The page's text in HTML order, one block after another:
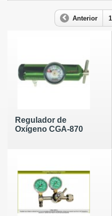
Anterior 1
Regulador de
Oxígeno CGA-870